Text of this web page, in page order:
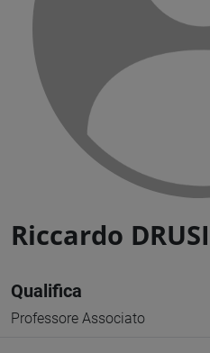
Riccardo DRUSI
Qualifica
Professore Associato